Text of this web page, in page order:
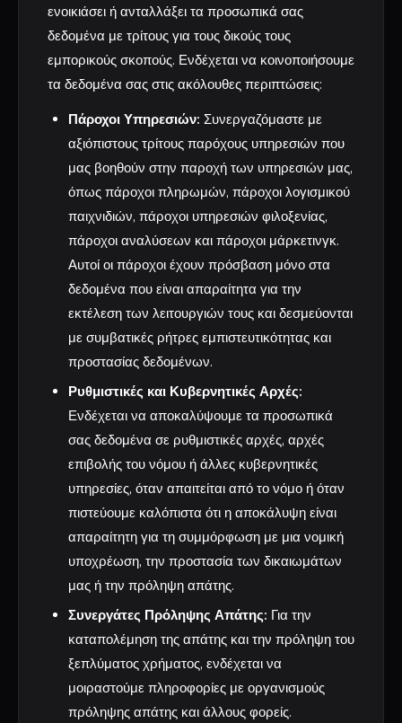
ενοικιάσει ή ανταλλάξει τα προσωπικά σας
δεδομένα με τρίτους για τους δικούς τους
εμπορικούς σκοπούς. Ενδέχεται να κοινοποιήσουμε
τα δεδομένα σας στις ακόλουθες περιπτώσεις:
Πάροχοι Υπηρεσιών: Συνεργαζόμαστε με
αξιόπιστους τρίτους παρόχους υπηρεσιών που
μας βοηθούν στην παροχή των υπηρεσιών μας,
όπως πάροχοι πληρωμών, πάροχοι λογισμικού
παιχνιδιών, πάροχοι υπηρεσιών φιλοξενίας,
πάροχοι αναλύσεων και πάροχοι μάρκετινγκ.
Αυτοί οι πάροχοι έχουν πρόσβαση μόνο στα
δεδομένα που είναι απαραίτητα για την
εκτέλεση των λειτουργιών τους και δεσμεύονται
με συμβατικές ρήτρες εμπιστευτικότητας και
προστασίας δεδομένων.
Ρυθμιστικές και Κυβερνητικές Αρχές:
Ενδέχεται να αποκαλύψουμε τα προσωπικά
σας δεδομένα σε ρυθμιστικές αρχές, αρχές
επιβολής του νόμου ή άλλες κυβερνητικές
υπηρεσίες, όταν απαιτείται από το νόμο ή όταν
πιστεύουμε καλόπιστα ότι η αποκάλυψη είναι
απαραίτητη για τη συμμόρφωση με μια νομική
υποχρέωση, την προστασία των δικαιωμάτων
μας ή την πρόληψη απάτης.
Συνεργάτες Πρόληψης Απάτης: Για την
καταπολέμηση της απάτης και την πρόληψη του
ξεπλύματος χρήματος, ενδέχεται να
μοιραστούμε πληροφορίες με οργανισμούς
πρόληψης απάτης και άλλους φορείς.